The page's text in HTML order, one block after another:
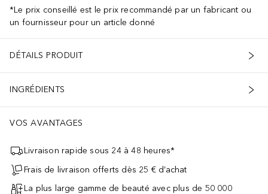
*Le prix conseillé est le prix recommandé par un fabricant ou
un fournisseur pour un article donné
DÉTAILS PRODUIT
INGRÉDIENTS
VOS AVANTAGES
Livraison rapide sous 24 à 48 heures*
Frais de livraison offerts dès 25 € d’achat
La plus large gamme de beauté avec plus de 50 000